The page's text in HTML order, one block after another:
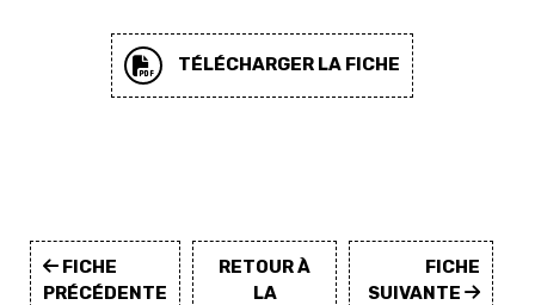
TÉLÉCHARGER LA FICHE
FICHE
PRÉCÉDENTE
RETOUR À
LA
FICHE
SUIVANTE